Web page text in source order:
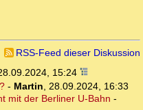
RSS-Feed dieser Diskussion
15:24
- Martin, 28.09.2024, 16:33
mit der Berliner U-Bahn -